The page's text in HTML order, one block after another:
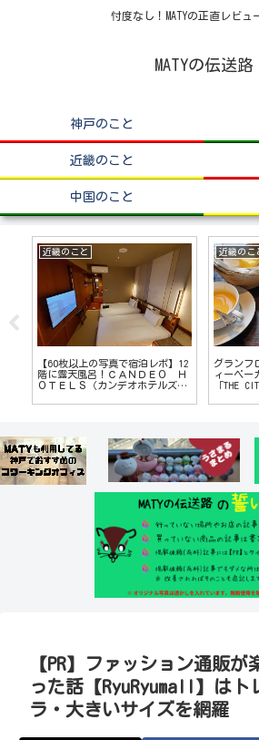
忖度なし！MATYの正直レビュ
MATYの伝送路
神戸のこと
近畿のこと
中国のこと
近畿のこと
【60枚以上の写真で宿泊レポ】12
階に露天風呂！ＣＡＮＤＥＯ Ｈ
ＯＴＥＬＳ（カンデオホテルズ）
近畿のこ
グランフ
ィーベー
「THE
【PR】ファッション通販
った話【RyuRyumall】はト
ラ・大きいサイズを網羅